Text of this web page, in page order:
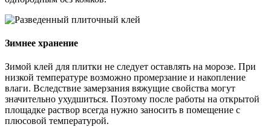
Зимнее хранение
Зимой клей для плитки не следует оставлять на морозе. При
низкой температуре возможно промерзание и накопление
влаги. Вследствие замерзания вяжущие свойства могут
значительно ухудшиться. Поэтому после работы на открытой
площадке раствор всегда нужно заносить в помещение с
плюсовой температурой.